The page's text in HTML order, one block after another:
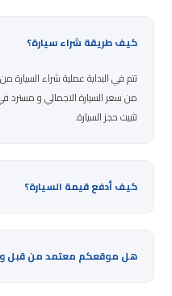
كيف طريقة شراء سيارة؟
تتم في البداية عملية شراء
من سعر السيارة الاجمالي و
تثبيت حجز السيارة.
كيف أدفع قيمة السيارة؟
هل موقعكم معتمد من قبل